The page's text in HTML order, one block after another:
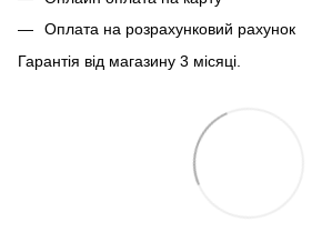
Оплата на розрахунковий рахунок
Гарантія від магазину 3 місяці.